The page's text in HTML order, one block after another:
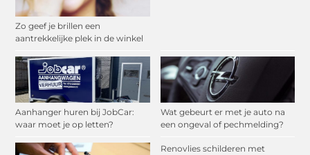
Zo geef je brillen een
aantrekkelijke plek in de winkel
Aanhanger huren bij JobCar:
waar moet je op letten?
Wat gebeurt er met je auto na
een ongeval of pechmelding?
Renovlies schilderen met